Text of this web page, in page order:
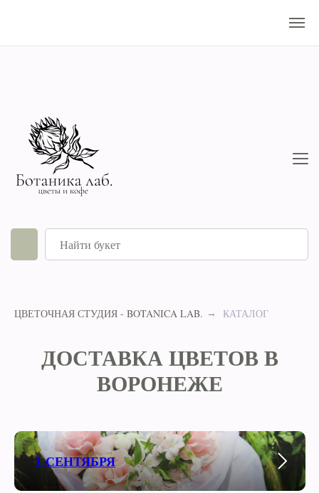
ЦВЕТОЧНАЯ СТУДИЯ - BOTANICA LAB. → КАТАЛОГ
ДОСТАВКА ЦВЕТОВ В
ВОРОНЕЖЕ
1 СЕНТЯБРЯ